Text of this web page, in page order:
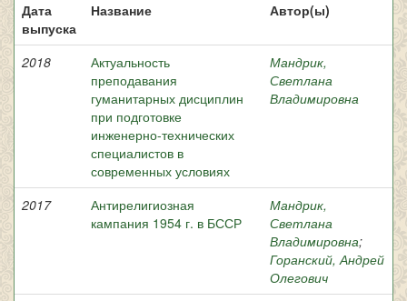
Дата
выпуска
Название Автор(ы)
2018
Актуальность
преподавания
гуманитарных дисциплин
при подготовке
инженерно-технических
специалистов в
современных условиях
Мандрик,
Светлана
Владимировна
2017
Антирелигиозная
кампания 1954 г. в БССР
Мандрик,
Светлана
Владимировна;
Горанский, Андрей
Олегович